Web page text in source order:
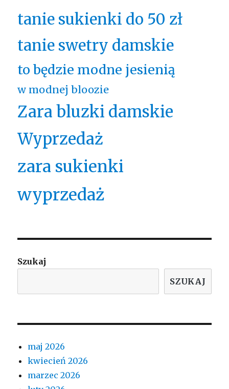
tanie sukienki do 50 zł
tanie swetry damskie
to będzie modne jesienią
w modnej bloozie
Zara bluzki damskie
Wyprzedaż
zara sukienki
wyprzedaż
Szukaj
SZUKAJ
maj 2026
kwiecień 2026
marzec 2026